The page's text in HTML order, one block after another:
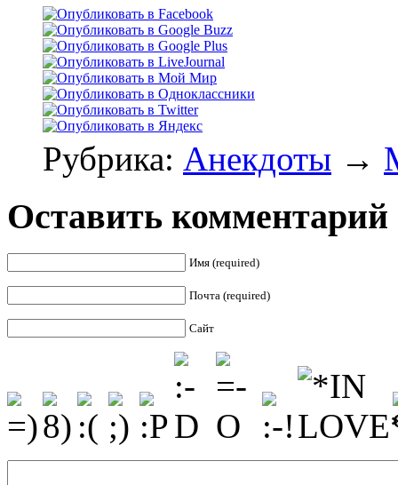
Рубрика: Анекдоты →
Оставить комментарий
Имя (required)
Почта (required)
Сайт